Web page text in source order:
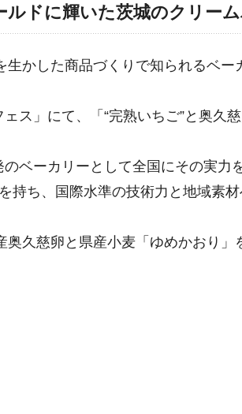
ドに輝いた茨城のクリー
かした商品づくりで知られるベー
ス」にて、「“完熟いちご”と奥久
ベーカリーとして全国にその実力
持ち、国際水準の技術力と地域素材
久慈卵と県産小麦「ゆめかおり」